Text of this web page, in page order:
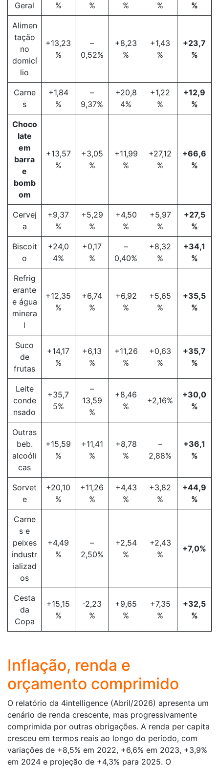
Geral
%
%
%
%
%
Alimen
tação
no
domicí
lio
+13,23
%
–
0,52%
+8,23
%
+1,43
%
+23,7
%
Carne
s
+1,84
%
–
9,37%
+20,8
4%
+1,22
%
+12,9
%
Choco
late
em
barra
e
bomb
om
+13,57
%
+3,05
%
+11,99
%
+27,12
%
+66,6
%
Cervej
a
+9,37
%
+5,29
%
+4,50
%
+5,97
%
+27,5
%
Biscoit
o
+24,0
4%
+0,17
%
–
0,40%
+8,32
%
+34,1
%
Refrig
erante
e água
minera
l
+12,35
%
+6,74
%
+6,92
%
+5,65
%
+35,5
%
Suco
de
frutas
+14,17
%
+6,13
%
+11,26
%
+0,63
%
+35,7
%
Leite
conde
nsado
+35,7
5%
–
13,59
%
+8,46
%
+2,16%
+30,0
%
Outras
beb.
alcoóli
cas
+15,59
%
+11,41
%
+8,78
%
–
2,88%
+36,1
%
Sorvet
e
+20,10
%
+11,26
%
+4,43
%
+3,82
%
+44,9
%
Carne
s e
peixes
industr
ializad
os
+4,49
%
–
2,50%
+2,54
%
+2,43
%
+7,0%
Cesta
da
Copa
+15,15
%
-2,23
%
+9,65
%
+7,35
%
+32,5
%
Inflação, renda e
orçamento comprimido
O relatório da 4intelligence (Abril/2026) apresenta um
cenário de renda crescente, mas progressivamente
comprimida por outras obrigações. A renda per capita
cresceu em termos reais ao longo do período, com
variações de +8,5% em 2022, +6,6% em 2023, +3,9%
em 2024 e projeção de +4,3% para 2025. O